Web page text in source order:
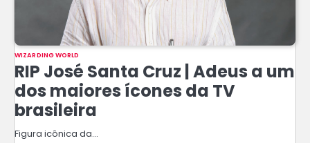
WIZARDING WORLD
RIP José Santa Cruz | Adeus a um
dos maiores ícones da TV
brasileira
Figura icônica da…